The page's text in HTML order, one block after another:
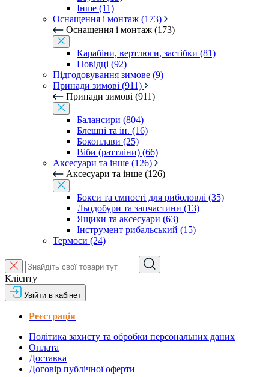
Інше (11)
Оснащення і монтаж (173)
Оснащення і монтаж (173)
Карабіни, вертлюги, застібки (81)
Повідці (92)
Підгодовування зимове (9)
Принади зимові (911)
Принади зимові (911)
Балансири (804)
Блешні та ін. (16)
Бокоплави (25)
Віби (раттліни) (66)
Аксесуари та інше (126)
Аксесуари та інше (126)
Бокси та ємності для риболовлі (35)
Льодобури та запчастини (13)
Ящики та аксесуари (63)
Інструмент рибальський (15)
Термоси (24)
Клієнту
Увійти в кабінет
Реєстрація
Політика захисту та обробки персональних даних
Оплата
Доставка
Договір публічної оферти